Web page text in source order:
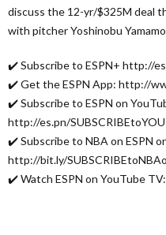
discuss the 12-yr/$325M deal
with pitcher Yoshinobu
✔️ Subscribe to ESPN+ http://
✔️ Get the ESPN App: http://
✔️ Subscribe to ESPN on
http://es.pn/
✔️ Subscribe to NBA on ESPN
http://bit.ly/
✔️ Watch ESPN on YouTube